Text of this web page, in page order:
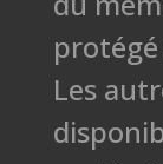
Les